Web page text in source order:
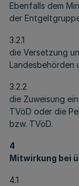
Ebenfalls dem
der
3.2.1
die Versetzung
Landesbehörden
3.2.2
die Zuweisung
TVöD oder die
bzw. TVöD.
4
Mitwirkung bei
4.1